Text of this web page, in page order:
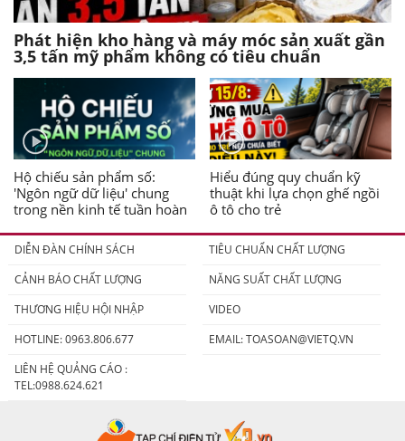
Phát hiện kho hàng và máy móc sản xuất gần
3,5 tấn mỹ phẩm không có tiêu chuẩn
Hộ chiếu sản phẩm số:
'Ngôn ngữ dữ liệu' chung
trong nền kinh tế tuần hoàn
Hiểu đúng quy chuẩn kỹ
thuật khi lựa chọn ghế ngồi
ô tô cho trẻ
DIỄN ĐÀN CHÍNH SÁCH
TIÊU CHUẨN CHẤT LƯỢNG
CẢNH BÁO CHẤT LƯỢNG
NĂNG SUẤT CHẤT LƯỢNG
THƯƠNG HIỆU HỘI NHẬP
VIDEO
HOTLINE: 0963.806.677
EMAIL:TOASOAN@VIETQ.VN
LIÊN HỆ QUẢNG CÁO :
TEL:0988.624.621